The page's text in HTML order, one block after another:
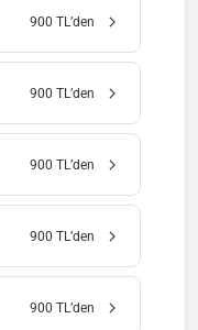
900 TL’den
900 TL’den
900 TL’den
900 TL’den
900 TL’den